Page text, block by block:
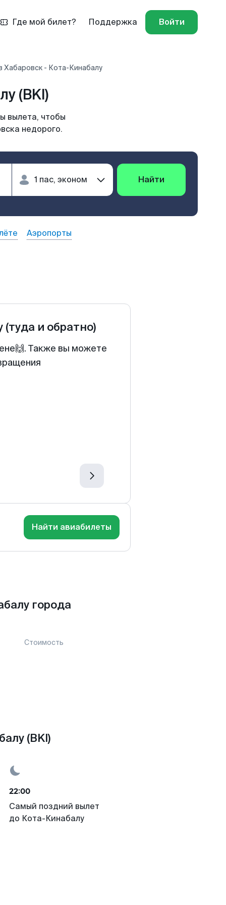
Где мой билет? Поддержка Войти
Хабаровск - Кота-Кинабалу
(BKI)
вылета, чтобы
недорого.
Найти
Аэропорты
(туда и обратно)
Также вы можете
Найти авиабилеты
города
Стоимость
(BKI)
22:00
Самый поздний вылет
до Кота-Кинабалу